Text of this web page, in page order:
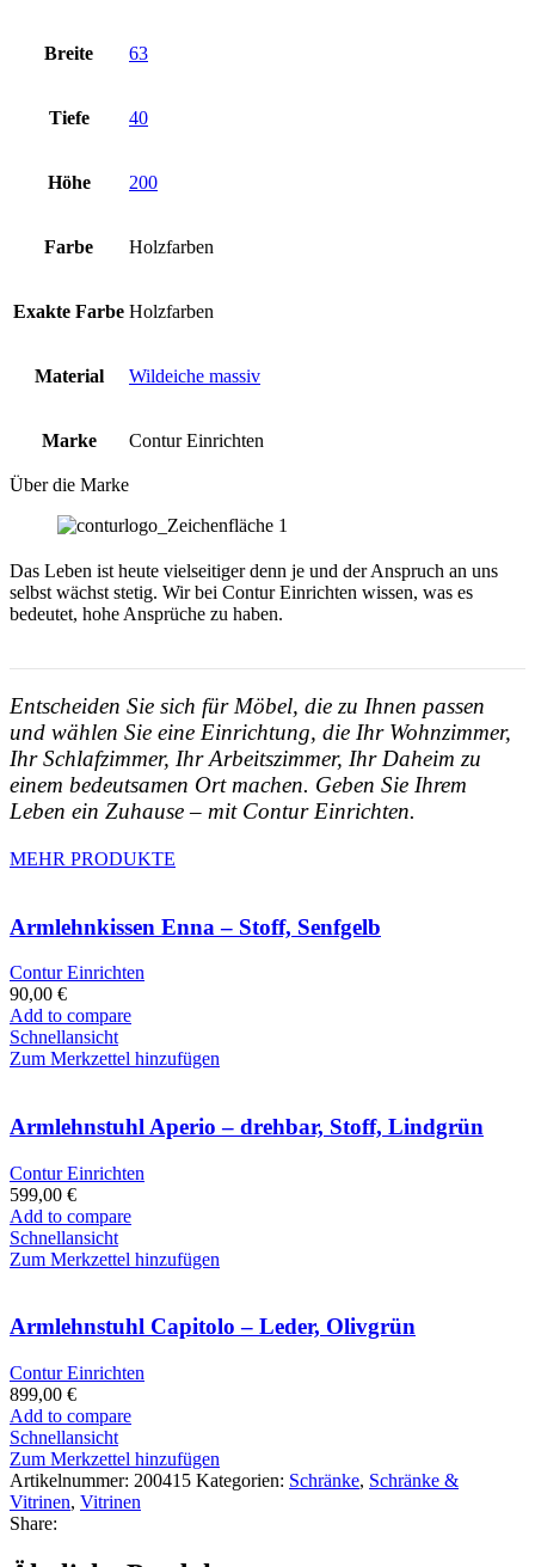
Breite 63
Tiefe 40
Höhe 200
Farbe Holzfarben
Exakte Farbe Holzfarben
Material Wildeiche massiv
Marke Contur Einrichten
Über die Marke
Das Leben ist heute vielseitiger denn je und der Anspruch an uns
selbst wächst stetig. Wir bei Contur Einrichten wissen, was es
bedeutet, hohe Ansprüche zu haben.
Entscheiden Sie sich für Möbel, die zu Ihnen passen
und wählen Sie eine Einrichtung, die Ihr Wohnzimmer,
Ihr Schlafzimmer, Ihr Arbeitszimmer, Ihr Daheim zu
einem bedeutsamen Ort machen. Geben Sie Ihrem
Leben ein Zuhause – mit Contur Einrichten.
MEHR PRODUKTE
Armlehnkissen Enna – Stoff, Senfgelb
Contur Einrichten
90,00 €
Add to compare
Schnellansicht
Zum Merkzettel hinzufügen
Armlehnstuhl Aperio – drehbar, Stoff, Lindgrün
Contur Einrichten
599,00 €
Add to compare
Schnellansicht
Zum Merkzettel hinzufügen
Armlehnstuhl Capitolo – Leder, Olivgrün
Contur Einrichten
899,00 €
Add to compare
Schnellansicht
Zum Merkzettel hinzufügen
Artikelnummer: 200415 Kategorien: Schränke, Schränke &
Vitrinen, Vitrinen
Share: